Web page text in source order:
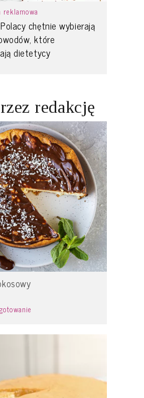
reklamowa
chętnie wybierają
które
dietetycy
redakcję